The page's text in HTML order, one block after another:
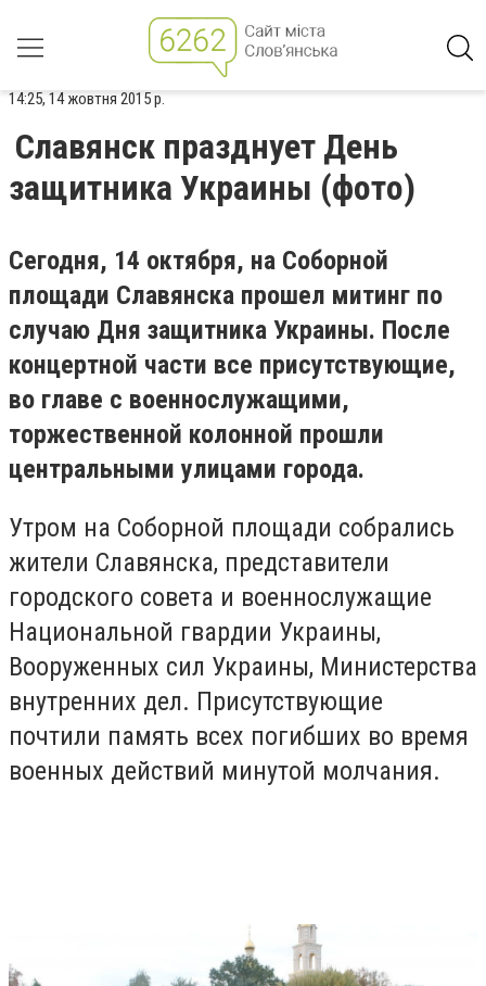
14:25, 14 жовтня 2015 р.
Славянск празднует День
защитника Украины (фото)
Сегодня, 14 октября, на Соборной
площади Славянска прошел митинг по
случаю Дня защитника Украины. После
концертной части все присутствующие,
во главе с военнослужащими,
торжественной колонной прошли
центральными улицами города.
Утром на Соборной площади собрались
жители Славянска, представители
городского совета и военнослужащие
Национальной гвардии Украины,
Вооруженных сил Украины, Министерства
внутренних дел. Присутствующие
почтили память всех погибших во время
военных действий минутой молчания.